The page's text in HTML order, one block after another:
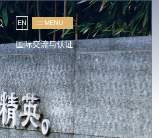
EN MENU
国际交流与认证